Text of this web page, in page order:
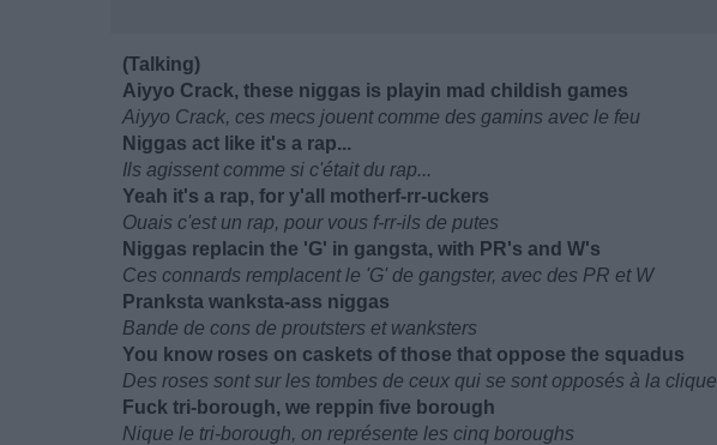
(Talking)
Aiyyo Crack, these niggas is playin mad childish games
Aiyyo Crack, ces mecs jouent comme des gamins avec le feu
Niggas act like it's a rap...
Ils agissent comme si c'était du rap...
Yeah it's a rap, for y'all motherf-rr-uckers
Ouais c'est un rap, pour vous f-rr-ils de putes
Niggas replacin the 'G' in gangsta, with PR's and W's
Ces connards remplacent le 'G' de gangster, avec des PR et W
Pranksta wanksta-ass niggas
Bande de cons de proutsters et wanksters
You know roses on caskets of those that oppose the squadus
Des roses sont sur les tombes de ceux qui se sont opposés à la clique
Fuck tri-borough, we reppin five borough
Nique le tri-borough, on représente les cinq boroughs